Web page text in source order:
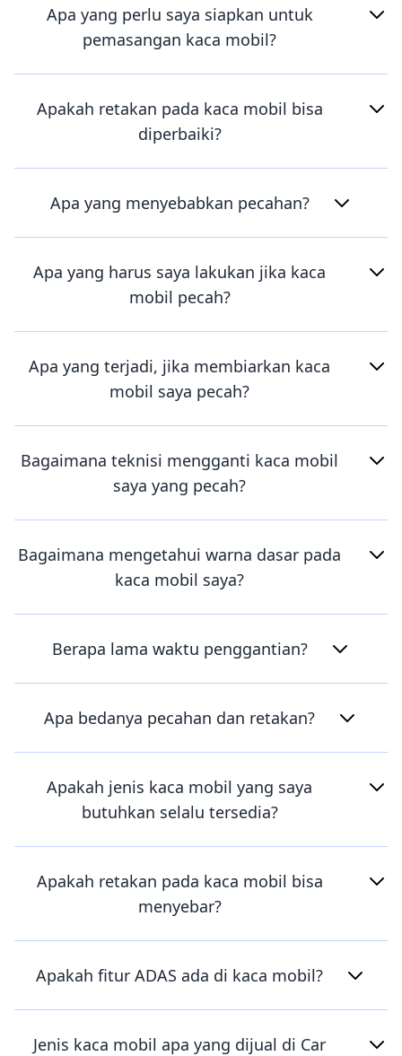
Apa yang perlu saya siapkan untuk
pemasangan kaca mobil?
Apakah retakan pada kaca mobil bisa
diperbaiki?
Apa yang menyebabkan pecahan?
Apa yang harus saya lakukan jika kaca
mobil pecah?
Apa yang terjadi, jika membiarkan kaca
mobil saya pecah?
Bagaimana teknisi mengganti kaca mobil
saya yang pecah?
Bagaimana mengetahui warna dasar pada
kaca mobil saya?
Berapa lama waktu penggantian?
Apa bedanya pecahan dan retakan?
Apakah jenis kaca mobil yang saya
butuhkan selalu tersedia?
Apakah retakan pada kaca mobil bisa
menyebar?
Apakah fitur ADAS ada di kaca mobil?
Jenis kaca mobil apa yang dijual di Car